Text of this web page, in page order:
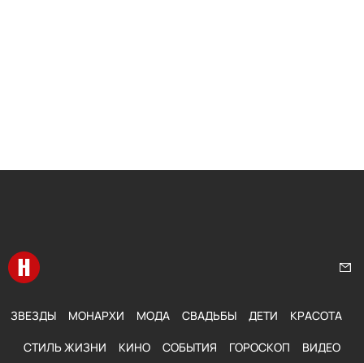
Перейти на главную
ЗВЕЗДЫ МОНАРХИ МОДА СВАДЬБЫ ДЕТИ КРАСОТА
СТИЛЬ ЖИЗНИ КИНО СОБЫТИЯ ГОРОСКОП ВИДЕО